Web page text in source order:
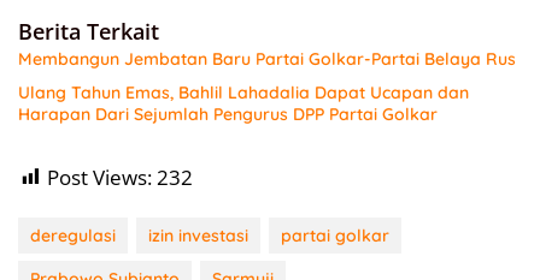
Berita Terkait
Membangun Jembatan Baru Partai Golkar-Partai Belaya Rus
Ulang Tahun Emas, Bahlil Lahadalia Dapat Ucapan dan
Harapan Dari Sejumlah Pengurus DPP Partai Golkar
Post Views:232
deregulasi izin investasi
partai golkar